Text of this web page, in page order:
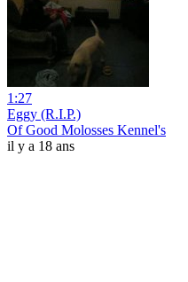
1:27
Eggy (R.I.P.)
Of Good Molosses Kennel's
il y a 18 ans